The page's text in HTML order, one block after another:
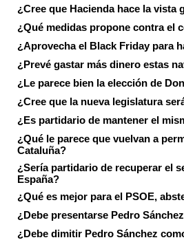
¿Cree que Hacienda hace la
¿Qué medidas propone contra el
¿Aprovecha el Black Friday para
¿Prevé gastar más dinero estas
¿Le parece bien la elección de
¿Cree que la nueva legislatura
¿Es partidario de mantener el
¿Qué le parece que vuelvan a
Cataluña?
¿Sería partidario de recuperar el
España?
¿Qué es mejor para el PSOE,
¿Debe presentarse Pedro
¿Debe dimitir Pedro Sánchez